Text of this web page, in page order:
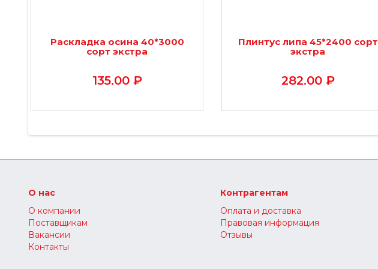
Раскладка осина 40*3000
сорт экстра
135.00 ₽
Плинтус липа 45*2400 сорт
экстра
282.00 ₽
О нас
О компании
Поставщикам
Вакансии
Контакты
Контрагентам
Оплата и доставка
Правовая информация
Отзывы